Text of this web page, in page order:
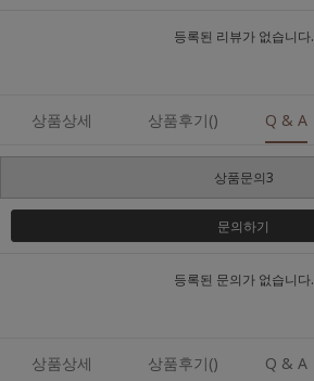
등록된 리뷰가 없습니다.
상품상세 상품후기() Q & A
상품문의3
문의하기
등록된 문의가 없습니다.
상품상세 상품후기() Q & A